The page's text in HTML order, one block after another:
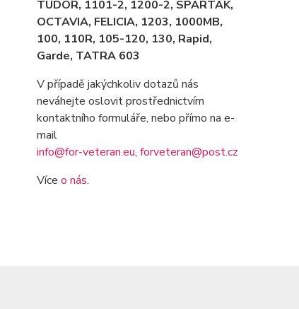
TUDOR, 1101-2, 1200-2, SPARTAK,
OCTAVIA, FELICIA, 1203, 1000MB,
100, 110R, 105-120, 130, Rapid,
Garde, TATRA 603
V případě jakýchkoliv dotazů nás
neváhejte oslovit prostřednictvím
kontaktního formuláře, nebo přímo na e-
mail
info@for-veteran.eu, forveteran@post.cz
Více o nás.